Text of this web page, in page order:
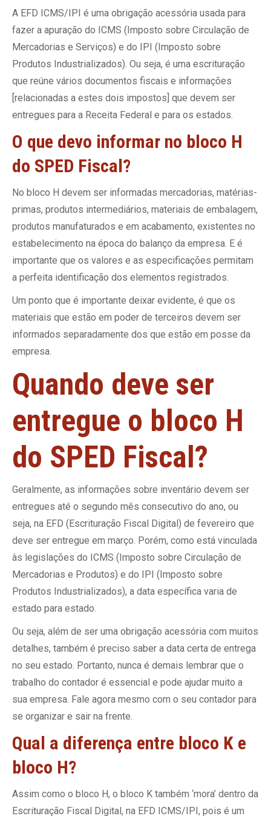
A EFD ICMS/IPI é uma obrigação acessória usada para
fazer a apuração do ICMS (Imposto sobre Circulação de
Mercadorias e Serviços) e do IPI (Imposto sobre
Produtos Industrializados). Ou seja, é uma escrituração
que reúne vários documentos fiscais e informações
[relacionadas a estes dois impostos] que devem ser
entregues para a Receita Federal e para os estados.
O que devo informar no bloco H
do SPED Fiscal?
No bloco H devem ser informadas mercadorias, matérias-
primas, produtos intermediários, materiais de embalagem,
produtos manufaturados e em acabamento, existentes no
estabelecimento na época do balanço da empresa. E é
importante que os valores e as especificações permitam
a perfeita identificação dos elementos registrados.
Um ponto que é importante deixar evidente, é que os
materiais que estão em poder de terceiros devem ser
informados separadamente dos que estão em posse da
empresa.
Quando deve ser
entregue o bloco H
do SPED Fiscal?
Geralmente, as informações sobre inventário devem ser
entregues até o segundo mês consecutivo do ano, ou
seja, na EFD (Escrituração Fiscal Digital) de fevereiro que
deve ser entregue em março. Porém, como está vinculada
às legislações do ICMS (Imposto sobre Circulação de
Mercadorias e Produtos) e do IPI (Imposto sobre
Produtos Industrializados), a data específica varia de
estado para estado.
Ou seja, além de ser uma obrigação acessória com muitos
detalhes, também é preciso saber a data certa de entrega
no seu estado. Portanto, nunca é demais lembrar que o
trabalho do contador é essencial e pode ajudar muito a
sua empresa. Fale agora mesmo com o seu contador para
se organizar e sair na frente.
Qual a diferença entre bloco K e
bloco H?
Assim como o bloco H, o bloco K também ‘mora’ dentro da
Escrituração Fiscal Digital, na EFD ICMS/IPI, pois é um